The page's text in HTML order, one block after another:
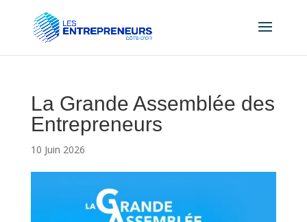
La Grande Assemblée des
Entrepreneurs
10 Juin 2026